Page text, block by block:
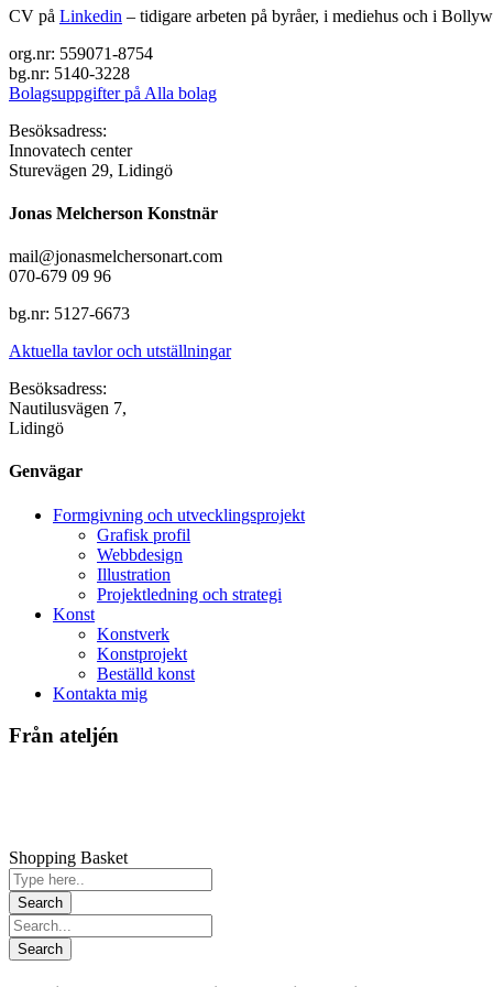
CV på Linkedin – tidigare arbeten på byråer, i mediehus och i
org.nr: 559071-8754
bg.nr: 5140-3228
Bolagsuppgifter på Alla bolag
Besöksadress:
Innovatech center
Sturevägen 29, Lidingö
Jonas Melcherson Konstnär
mail@jonasmelchersonart.com
070-679 09 96
bg.nr: 5127-6673
Aktuella tavlor och utställningar
Besöksadress:
Nautilusvägen 7,
Lidingö
Genvägar
Formgivning och utvecklingsprojekt
Grafisk profil
Webbdesign
Illustration
Projektledning och strategi
Konst
Konstverk
Konstprojekt
Beställd konst
Kontakta mig
Från ateljén
Shopping Basket